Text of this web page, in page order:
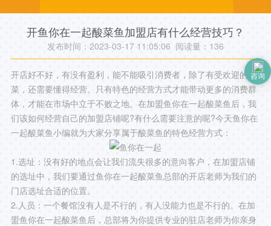
开鱼你在一起酸菜鱼加盟店有什么经营技巧？
发布时间：2023-03-17 11:05:06 阅读量： 136
开店好不好，有没有盈利，能不能吸引消费者，除了有受欢迎的
菜，还需要懂得经营。只有特色的经营方式才能带动更多的消费群
体，才能在市场中立于不败之地。在加盟鱼你在一起酸菜鱼后，我
们该如何经营自己的加盟店铺呢?有什么需要注意的呢?今天鱼你在
一起酸菜鱼小编就为大家分享属于酸菜鱼的特色经营方式：
1.选址：没有好的地点会让我们流失很多的意向客户，在加盟店铺
的选址中，我们要通过鱼你在一起酸菜鱼总部的开店老师为我们的
门店选址合适的位置。
2.人员：一个餐馆没有人是不行的，有人没能力也是不行的。在加
盟鱼你在一起酸菜鱼后，总部将为你提供专业的驻店老师为你亲身
咨询